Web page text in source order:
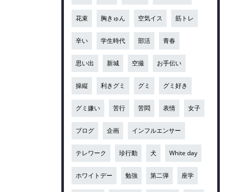
花束 胸きゅん 空気イス 筋トレ
辛い 学生時代 部活 青春
思い出 新城 空撮 お手伝い
操縦 利きグミ グミ グミ好き
グミ嫌い 苦行 苦悶 表情 女子
ブログ 企画 インフルエンサー
テレワーク 珍行動 犬 White day
ホワイトデー 勉強 第二弾 座学